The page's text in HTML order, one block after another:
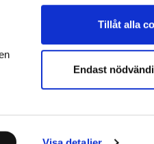
Tillåt alla
Endast
och ansvarig utgivare: